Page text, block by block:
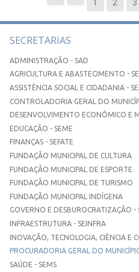
1 2 3
SECRETARIAS
ADMINISTRAÇÃO - SAD
AGRICULTURA E ABASTECIMENTO -
ASSISTÊNCIA SOCIAL E CIDADANIA -
CONTROLADORIA GERAL DO
DESENVOLVIMENTO ECONÔMICO E
EDUCAÇÃO - SEME
FINANÇAS - SEFATE
FUNDAÇÃO MUNICIPAL DE CULTURA
FUNDAÇÃO MUNICIPAL DE ESPORTE
FUNDAÇÃO MUNICIPAL DE TURISMO
FUNDAÇÃO MUNICIPAL INDÍGENA
GOVERNO E DESBUROCRATIZAÇÃO -
INFRAESTRUTURA - SEINFRA
INOVAÇÃO, TECNOLOGIA, CIÊNCIA E
PROCURADORIA GERAL DO
SAÚDE - SEMS